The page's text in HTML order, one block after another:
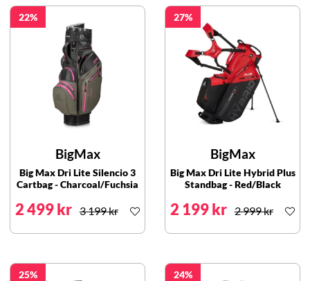
22
BigMax
Big Max Dri Lite Silencio 3
Cartbag - Charcoal/Fuchsia
2 499 kr 3 199 kr
27
BigMax
Big Max Dri Lite Hybrid Plus
Standbag - Red/Black
2 199 kr 2 999 kr
25 24